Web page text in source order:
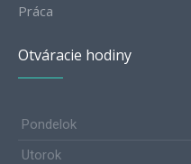
Práca
Otváracie hodiny
Pondelok
Utorok